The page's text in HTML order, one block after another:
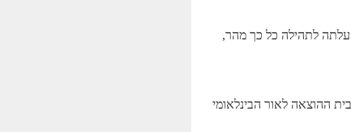
עלתה לתהילה כל כך מהר,
ההוצאה לאור הבינלאומי